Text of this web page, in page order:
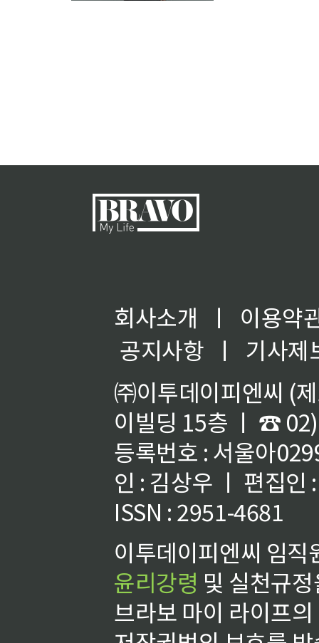
회사소개 ㅣ
이용약
공지사항
ㅣ
기사제
㈜이투데이피엔씨 (
이빌딩 15층 ㅣ ☎
등록번호 : 서울아
인 : 김상우 ㅣ 편집인
ISSN : 2951-4681
이투데이피엔씨 임
윤리강령 및 실천규
브라보 마이 라이프